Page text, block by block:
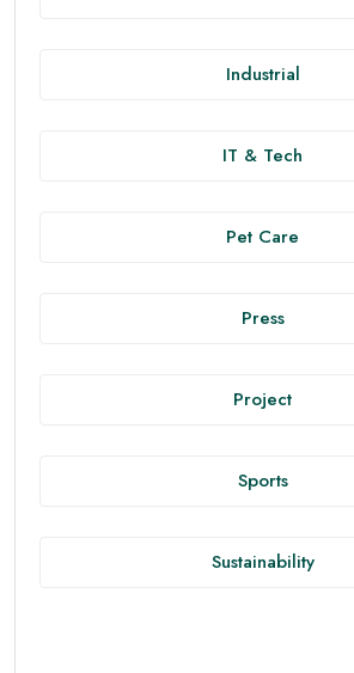
Industrial
IT & Tech
Pet Care
Press
Project
Sports
Sustainability